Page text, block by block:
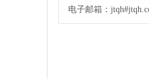
电子邮箱：